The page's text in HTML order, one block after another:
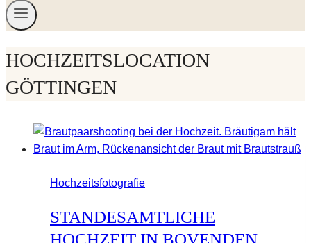
HOCHZEITSLOCATION
GÖTTINGEN
Hochzeitsfotografie
STANDESAMTLICHE